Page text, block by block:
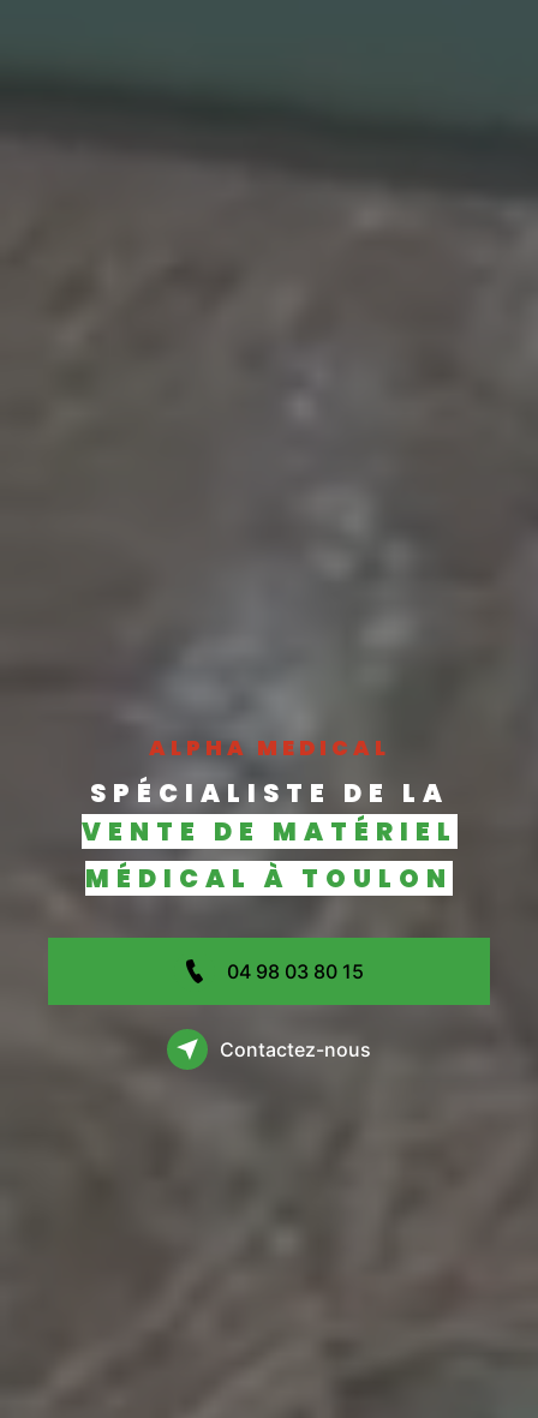
ALPHA MEDICAL
SPÉCIALISTE DE LA
VENTE DE MATÉRIEL
MÉDICAL À TOULON
04 98 03 80 15
Contactez-nous